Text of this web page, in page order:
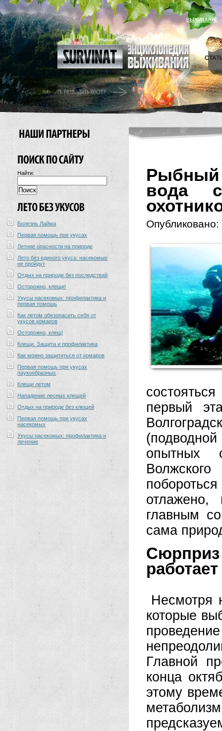
ВЫЖИВАНИЕ
Найти:
Болезнь Лайма
Первая помощь при укусах
Летние опасности на природе
Лето без единого укуса: насекомые
не пройдут
Отдых на природе без последствий
Осторожно, клещи!
Укусы насекомых: профилактика и
первая помощь
Как летом обезопасить себя от
укусов комаров
Осторожно, клещ!
Клещи. Защита и профилактика
Как можно защититься от комаров
Первая помощь при укусах
паукообразных
Клещи летом
Нападение лесных клещей
Отдых на природе без клещей
Первая помощь при укусах
насекомых
Укусы насекомых: профилактика и
лечение
Рыбный
вода
Опубликовано:
первый
опытных
отлажено,
главным
сама
Несмотря
которые
Главной
конца
этому